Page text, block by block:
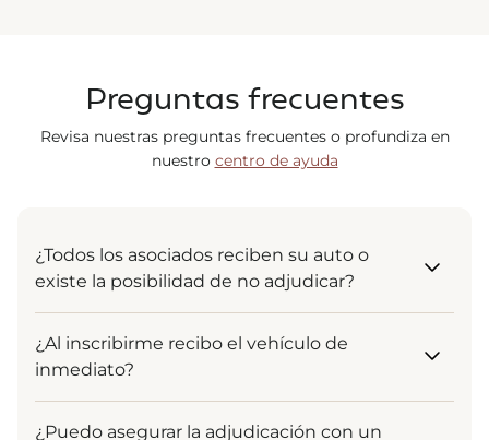
Preguntas frecuentes
Revisa nuestras preguntas frecuentes o profundiza en
nuestro centro de ayuda
¿Todos los asociados reciben su auto o
existe la posibilidad de no adjudicar?
todos reciban su vehículo. La adjudicación es un
derecho garantizado para todos los asociados que
se mantienen al día en sus pagos. Ya sea al inicio,
al medio o al final del plazo, tu entrega está
¿Al inscribirme recibo el vehículo de
inmediato?
¿Puedo asegurar la adjudicación con un